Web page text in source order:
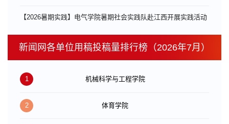
【2026暑期实践】电气学院暑期社会实践队赴江西开展实践活动
新闻网各单位用稿投稿量排行榜（2026年7月）
1 机械科学与工程学院
2 体育学院